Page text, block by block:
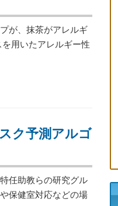
が、抹茶がアレルギ
用いたアレルギー性
ク予測アルゴ
任助教らの研究グル
保健室対応などの場